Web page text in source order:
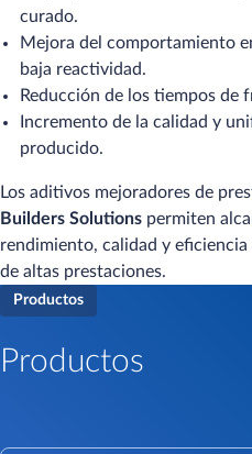
curado.
Mejora del comportamiento
baja reactividad.
Reducción de los tiempos de
Incremento de la calidad y
producido.
Los aditivos mejoradores de
Builders Solutions permiten
rendimiento, calidad y
de altas prestaciones.
Productos
Productos